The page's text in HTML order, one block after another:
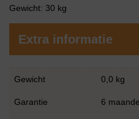
Gewicht: 30 kg
Extra informatie
Gewicht 0,0 kg
Garantie 6